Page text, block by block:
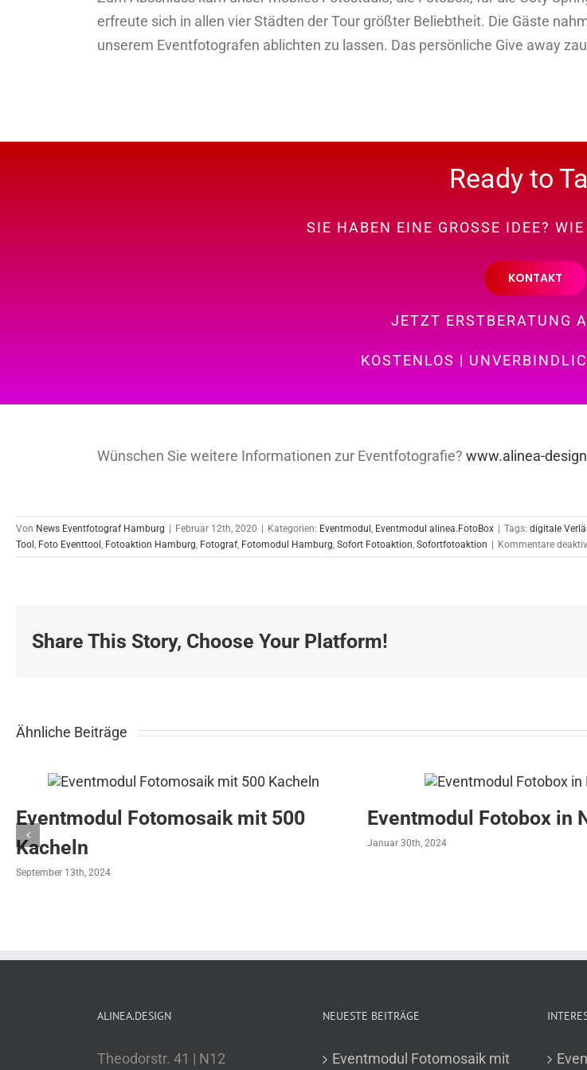
erfreute sich in allen vier Städten der Tour größter Beliebtheit. Die Gäste
unserem Eventfotografen ablichten zu lassen. Das persönliche Give away
Ready to
SIE HABEN EINE GROSSE IDEE?
KONTAKT
JETZT ERSTBERATUNG
KOSTENLOS |
Wünschen Sie weitere Informationen zur Eventfotografie? www.alinea-
Von News Eventfotograf Hamburg | Februar 12th, 2020 | Kategorien: Eventmodul Eventmodul alinea.FotoBox | Tags: digitale
Tool Foto Eventtool Fotoaktion Hamburg Fotograf, Fotomodul Hamburg Sofort Fotoaktion Sofortfotoaktion | Kommentare
Share This Story, Choose Your Platform!
Ähnliche Beiträge
Eventmodul Fotomosaik mit 500
Kacheln
September 13th, 2024
Eventmodul Fotobox in
Januar 30th, 2024
ALINEA.DESIGN
Theodorstr. 41 | N12
NEUESTE BEITRÄGE
Eventmodul Fotomosaik mit